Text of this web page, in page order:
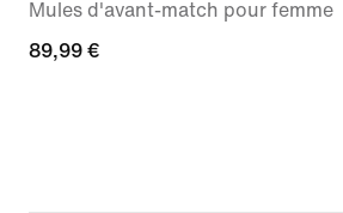
Mules d'avant-match pour femme
89,99 €
89,99 €